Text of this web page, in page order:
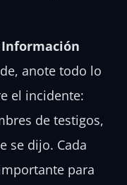
anote todo lo
el incidente:
de testigos,
se dijo. Cada
para